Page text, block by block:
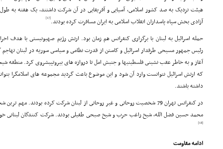
هیئت نزدیک به صد کشور اسلامى، آسیایى و آفریقایى در آن شرکت داشتند، یک هفته به
آزادى بخش سپاه پاسداران انقلاب اسلامى به ایران مسافرت کرده بودند.[17]
حمله اسرائیل به لبنان با برگزارى کنفرانس هم زمان بود. ارتش رژیم صهیونیستى با هدف
آغاز و به خاطر عقب نشینى فلسطینیها و جنبش امل تا دروازه هاى بیروتپیشروى کرد. منطقه
که ارتش اسرائیل نتوانست وارد آن شود و این موضوع باعث گردید مجموعه هاى اسلامگرا
داشته باشند.
در کنفرانس تهران 79 شخصیت روحانى و غیر روحانى از لبنان شرکت کرده بودند.
محمد حسین فضل الله، شیخ راغب حرب و شیخ صبحى طفیلى بودند. شرکت کنندگان لبنانى
[18]
ادامه مقاومت